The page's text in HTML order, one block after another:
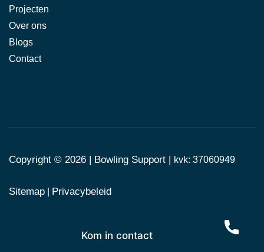
Kom in contact
Projecten
Over ons
Blogs
Contact
Copyright © 2026 | Bowling Support | kvk: 37060949
Sitemap Privacybeleid